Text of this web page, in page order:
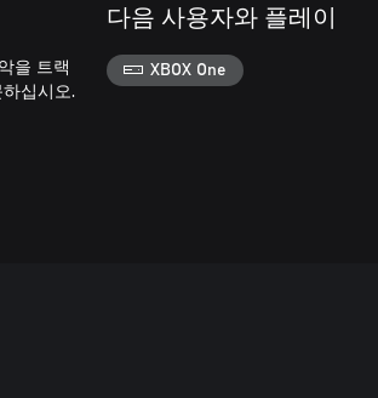
을 트랙
십시오.
다음 사용자와 플레이
XBOX One